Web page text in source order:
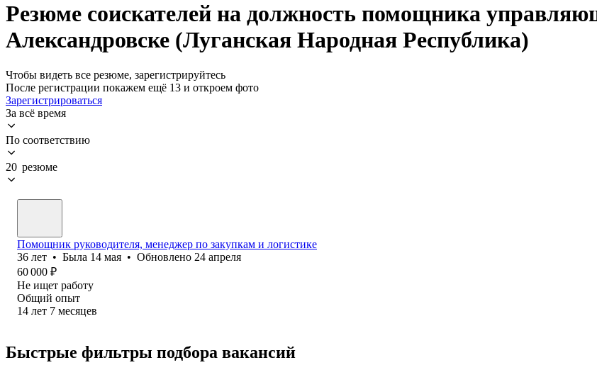
Резюме соискателей на должность помощника
Александровске (Луганская Народная Республика)
Чтобы видеть все резюме, зарегистрируйтесь
После регистрации покажем ещё 13 и откроем фото
Зарегистрироваться
За всё время
По соответствию
20 резюме
Помощник руководителя, менеджер по закупкам и логистике
36 лет • Была 14 мая • Обновлено 24 апреля
60 000 ₽
Не ищет работу
Общий опыт
14 лет 7 месяцев
Быстрые фильтры подбора вакансий